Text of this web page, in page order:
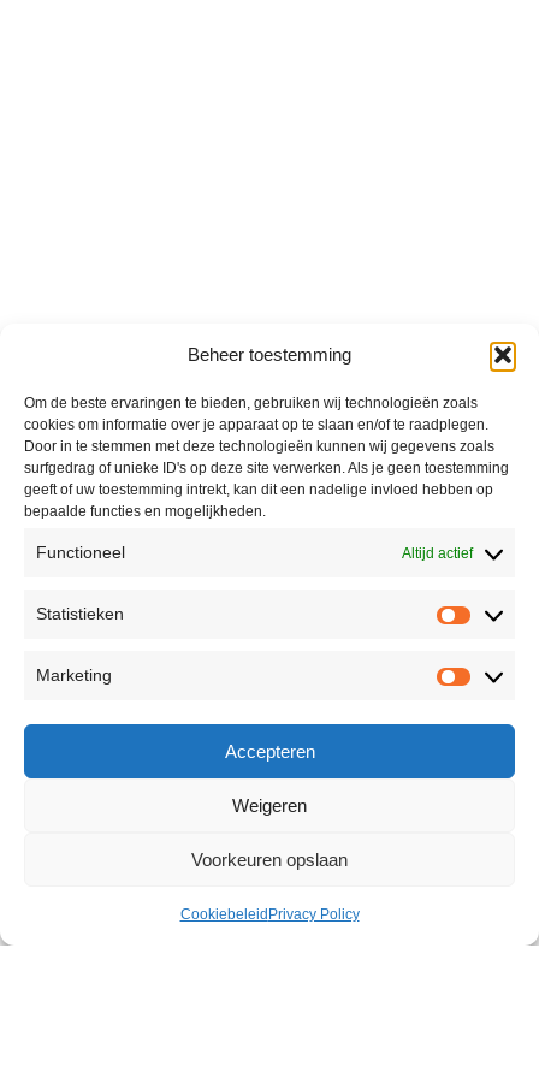
Beheer toestemming
Om de beste ervaringen te bieden, gebruiken wij technologieën zoals
cookies om informatie over je apparaat op te slaan en/of te raadplegen.
Door in te stemmen met deze technologieën kunnen wij gegevens zoals
surfgedrag of unieke ID's op deze site verwerken. Als je geen toestemming
geeft of uw toestemming intrekt, kan dit een nadelige invloed hebben op
bepaalde functies en mogelijkheden.
Functioneel Altijd actief
Statistieken
Marketing
Accepteren
Weigeren
Voorkeuren opslaan
Cookiebeleid Privacy Policy